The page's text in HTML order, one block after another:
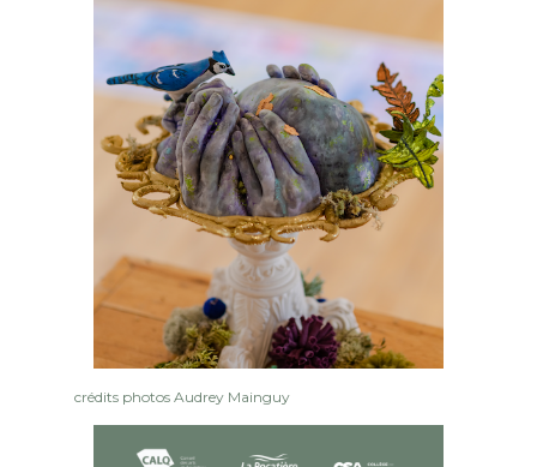
crédits photos Audrey Mainguy